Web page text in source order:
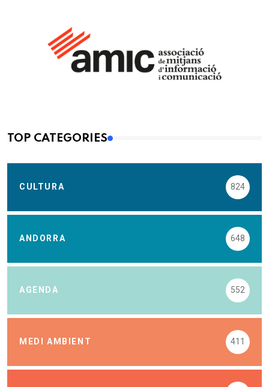
TOP CATEGORIES
CULTURA 824
ANDORRA 648
AGENDA 552
MEDI AMBIENT 411